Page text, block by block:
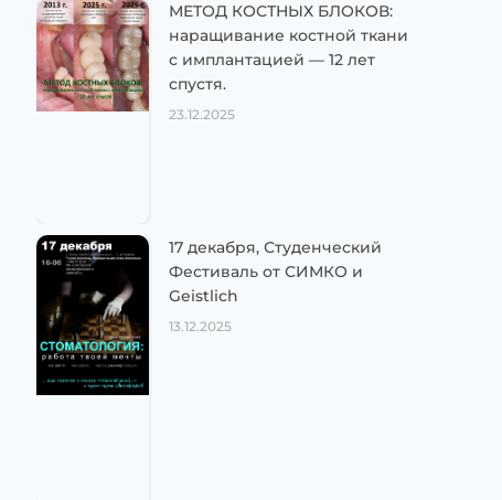
МЕТОД КОСТНЫХ БЛОКОВ:
наращивание костной ткани
с имплантацией — 12 лет
спустя.
23.12.2025
17 декабря, Студенческий
Фестиваль от СИМКО и
Geistlich
13.12.2025